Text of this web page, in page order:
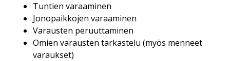
Tuntien varaaminen
Jonopaikkojen varaaminen
Varausten peruuttaminen
Omien varausten tarkastelu (myös menneet
varaukset)